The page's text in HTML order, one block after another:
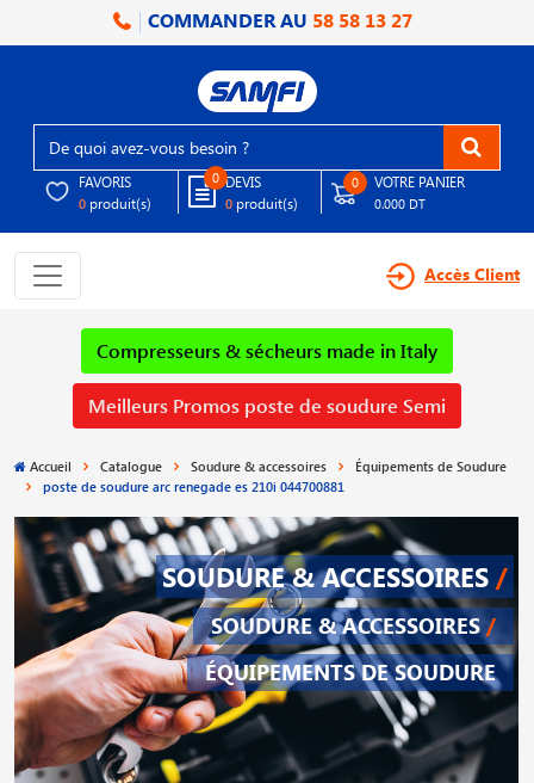
COMMANDER AU 58 58 13 27
FAVORIS
0 produit(s)
0 DEVIS
0 produit(s)
0 VOTRE PANIER
0.000 DT
Accès Client
Compresseurs & sécheurs made in Italy
Meilleurs Promos poste de soudure Semi
Accueil Catalogue Soudure & accessoires
Équipements de Soudure
poste de soudure arc renegade es 210i 044700881
SOUDURE & ACCESSOIRES /
SOUDURE & ACCESSOIRES /
ÉQUIPEMENTS DE SOUDURE